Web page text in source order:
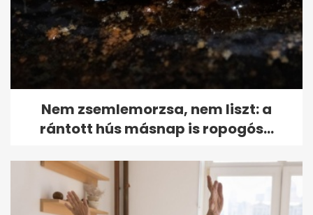
Nem zsemlemorzsa, nem liszt: a
rántott hús másnap is ropogós...